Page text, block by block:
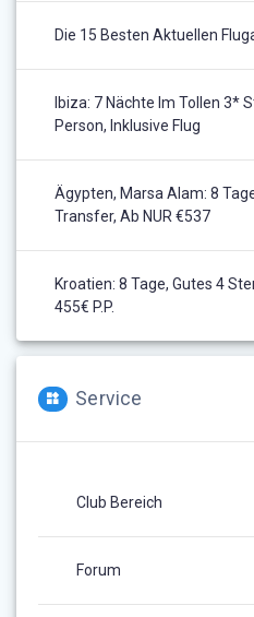
Die 15 Besten Aktuellen
Ibiza: 7 Nächte Im Tollen 3*
Person, Inklusive Flug
Ägypten, Marsa Alam: 8
Transfer, Ab NUR €537
Kroatien: 8 Tage, Gutes 4
455€ P.P.
Service
Club Bereich
Forum